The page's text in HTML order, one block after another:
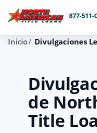
877-511-
Inicio Divulgaciones
de
Title